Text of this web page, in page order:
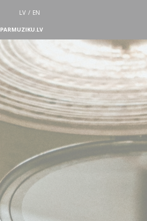
LV / EN
PARMUZIKU.LV